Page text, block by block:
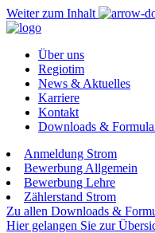
Weiter zum Inhalt
Über uns
Regiotim
News & Aktuelles
Karriere
Kontakt
Downloads &
Anmeldung Strom
Bewerbung Allgemein
Bewerbung Lehre
Zählerstand Strom
Zu allen Downloads &
Hier gelangen Sie zur